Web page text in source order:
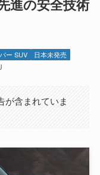
進の安全技術
ー SUV 日本未発売
が含まれていま